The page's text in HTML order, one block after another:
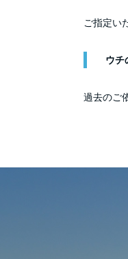
ご指定い
ウチ
過去のご